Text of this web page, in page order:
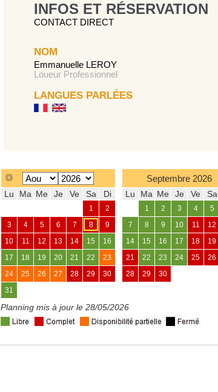
INFOS ET RÉSERVATION
CONTACT DIRECT
NOM
Emmanuelle LEROY
Loueur Professionnel
LANGUES PARLÉES
Lu Ma Me Je Ve Sa Di
1 2
3 4 5 6 7 8 9
10 11 12 13 14 15 16
17 18 19 20 21 22 23
24 25 26 27 28 29 30
31
Septembre 2026
Lu Ma Me Je Ve Sa
1 2 3 4 5
7 8 9 10 11 12
14 15 16 17 18 19
21 22 23 24 25 26
28 29 30
Planning mis à jour le 28/05/2026